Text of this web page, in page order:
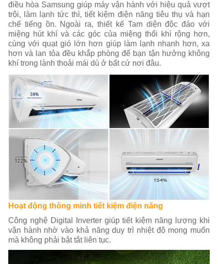
điều hòa Samsung giúp máy vận hành với hiệu quả vượt
trội, làm lạnh tức thì, tiết kiệm điện năng tiêu thụ và hạn
chế tiếng ồn. Ngoài ra, thiết kế Tam diện độc đáo với
miệng hút khí và các góc của miệng thổi khí rộng hơn,
cùng với quạt gió lớn hơn giúp làm lạnh nhanh hơn, xa
hơn và lan tỏa đều khắp phòng để bạn tận hưởng không
khí trong lành thoải mái dù ở bất cứ nơi đâu.
Hoạt động thông minh tiết kiệm điện năng
Công nghệ Digital Inverter giúp tiết kiệm năng lượng khi
vận hành nhờ vào khả năng duy trì nhiệt độ mong muốn
mà không phải bật tắt liên tục.